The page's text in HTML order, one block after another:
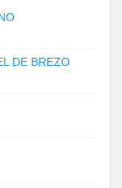
DE BREZO